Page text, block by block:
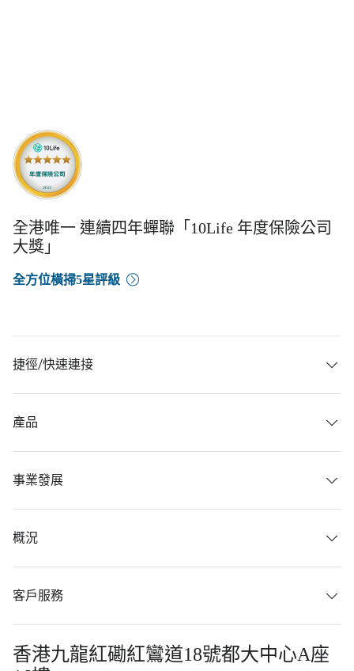
全港唯一 連續四年蟬聯「10Life 年度保險公司
大獎」
全方位橫掃5星評級
捷徑/快速連接
產品
事業發展
概況
客戶服務
香港九龍紅磡紅鸞道18號都大中心A座